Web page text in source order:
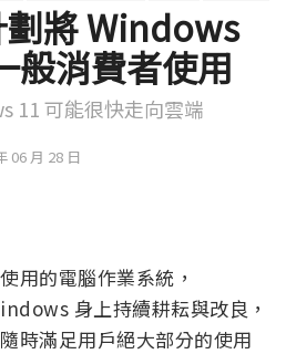
將 Windows
般消費者使用
11 可能很快走向雲端
06 月 28 日
用的電腦作業系統，
身上持續耕耘與改良，
時滿足用戶絕大部分的使用